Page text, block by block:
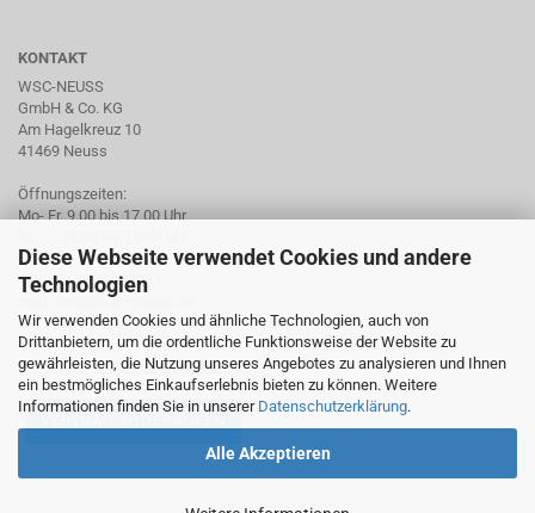
Diese Webseite verwendet Cookies und andere
Technologien
Wir verwenden Cookies und ähnliche Technologien, auch von
Drittanbietern, um die ordentliche Funktionsweise der Website zu
gewährleisten, die Nutzung unseres Angebotes zu analysieren und Ihnen
ein bestmögliches Einkaufserlebnis bieten zu können. Weitere
Informationen finden Sie in unserer Datenschutzerklärung.
Alle Akzeptieren
KONTAKT
WSC-NEUSS
GmbH & Co. KG
Am Hagelkreuz 10
41469 Neuss
Öffnungszeiten:
Mo- Fr. 9.00 bis 17.00 Uhr
Tel. +49 2137 959974
mail: info@wsc-neuss.de
www.wsc-neuss.de
Für unseren Newsletter anmelden